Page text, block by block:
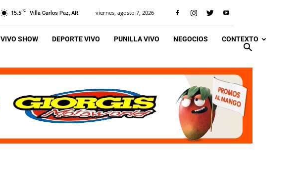
15.5 C Villa Carlos Paz, AR viernes, agosto 7, 2026
VIVO SHOW DEPORTE VIVO PUNILLA VIVO NEGOCIOS CONTEXTO